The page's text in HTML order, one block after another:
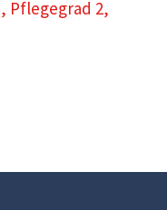
, Pflegegrad 2,